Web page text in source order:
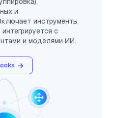
и
инструменты
с
и моделями ИИ.